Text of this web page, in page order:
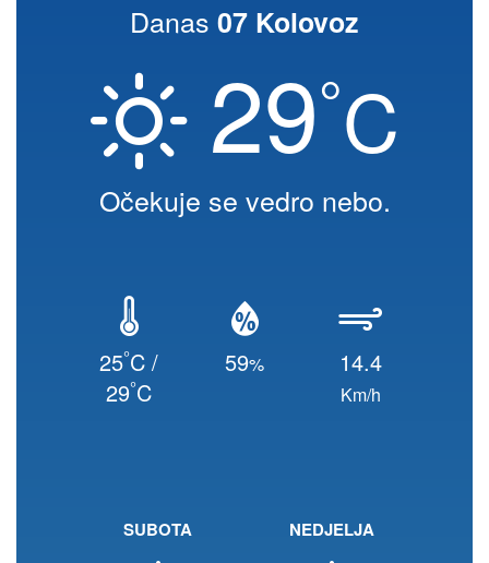
Danas 07 Kolovoz
29°C
Očekuje se vedro nebo.
25°C /
29°C
59% 14.4
Km/h
SUBOTA NEDJELJA